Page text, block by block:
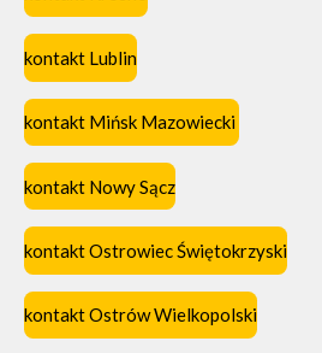
kontakt Lublin
kontakt Mińsk Mazowiecki
kontakt Nowy Sącz
kontakt Ostrowiec Świętokrzyski
kontakt Ostrów Wielkopolski